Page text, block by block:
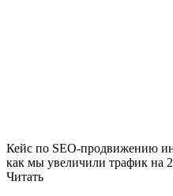
Кейс по SEO-продвижению
как мы увеличили трафик на
Читать